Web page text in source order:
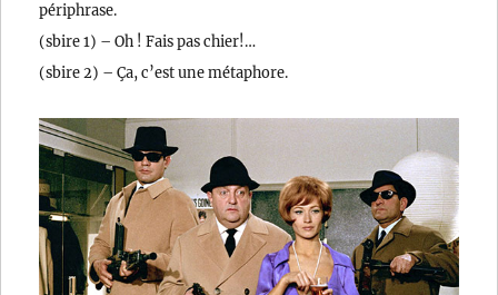
périphrase.
(sbire 1) – Oh ! Fais pas chier!…
(sbire 2) – Ça, c’est une métaphore.